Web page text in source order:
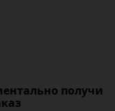
получи